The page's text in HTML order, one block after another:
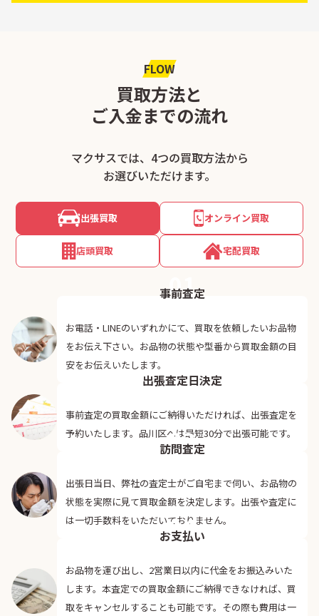
FLOW
買取方法と
ご入金までの流れ
マクサスでは、4つの買取方法から
お選びいただけます。
出張買取 オンライン買取
店頭買取 宅配買取
01
事前査定
お電話・LINEのいずれかにて、買取を依頼したいお品物
をお伝え下さい。お品物の状態や型番から買取金額の目
安をお伝えいたします。
02
出張査定日決定
事前査定の買取金額にご納得いただければ、出張査定を
予約いたします。品川区へは最短30分で出張可能です。
03
訪問査定
出張日当日、弊社の査定士がご自宅まで伺い、お品物の
状態を実際に見て買取金額を決定します。出張や査定に
は一切手数料をいただいておりません。
04
お支払い
お品物を運び出し、2営業日以内に代金をお振込みいた
します。本査定での買取金額にご納得できなければ、買
取をキャンセルすることも可能です。その際も費用は一